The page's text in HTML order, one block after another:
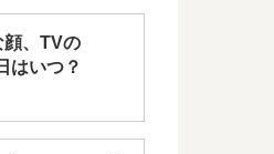
、TVの
はいつ？